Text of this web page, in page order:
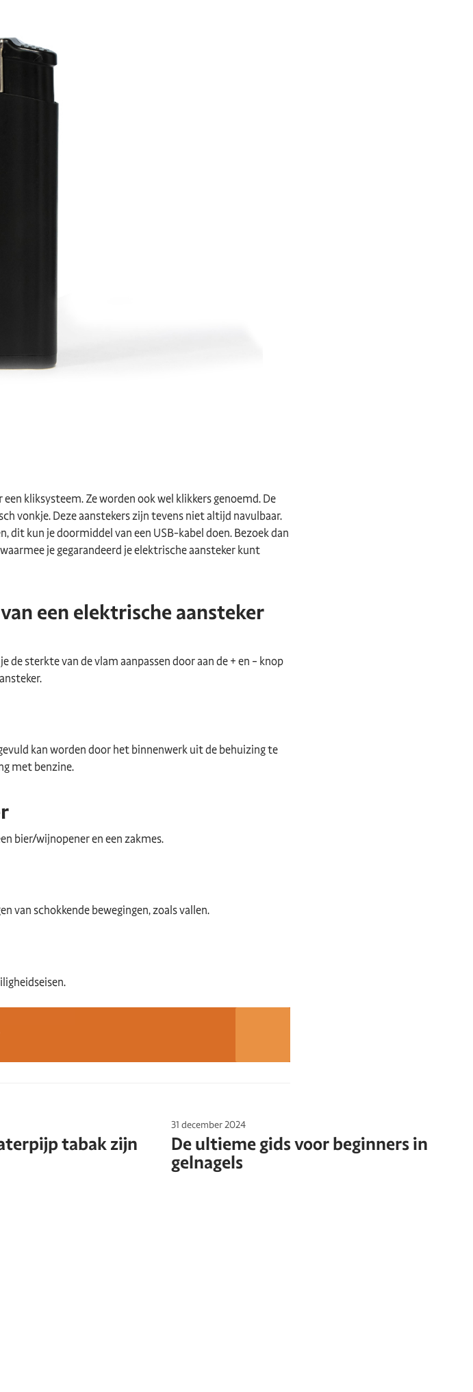
kliksysteem. Ze worden ook wel klikkers genoemd. De
vonkje. Deze aanstekers zijn tevens niet altijd navulbaar.
dit kun je doormiddel van een USB-kabel doen. Bezoek dan
je gegarandeerd je elektrische aansteker kunt
een elektrische aansteker
sterkte van de vlam aanpassen door aan de + en – knop
kan worden door het binnenwerk uit de behuizing te
met benzine.
bier/wijnopener en een zakmes.
van schokkende bewegingen, zoals vallen.
tabak zijn
31 december 2024
De ultieme gids voor beginners in
gelnagels